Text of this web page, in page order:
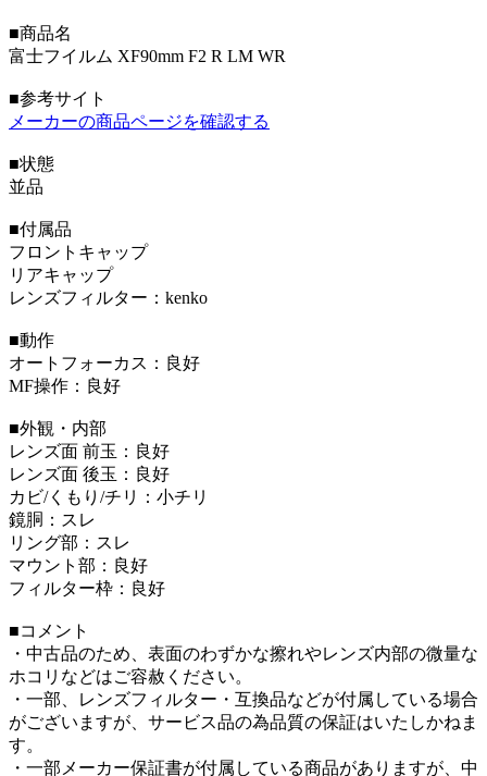
■商品名
富士フイルム XF90mm F2 R LM WR
■参考サイト
メーカーの商品ページを確認する
■状態
並品
■付属品
フロントキャップ
リアキャップ
レンズフィルター：kenko
■動作
オートフォーカス：良好
MF操作：良好
■外観・内部
レンズ面 前玉：良好
レンズ面 後玉：良好
カビ/くもり/チリ：小チリ
鏡胴：スレ
リング部：スレ
マウント部：良好
フィルター枠：良好
■コメント
・中古品のため、表面のわずかな擦れやレンズ内部の微量な
ホコリなどはご容赦ください。
・一部、レンズフィルター・互換品などが付属している場合
がございますが、サービス品の為品質の保証はいたしかねま
す。
・一部メーカー保証書が付属している商品がありますが、中